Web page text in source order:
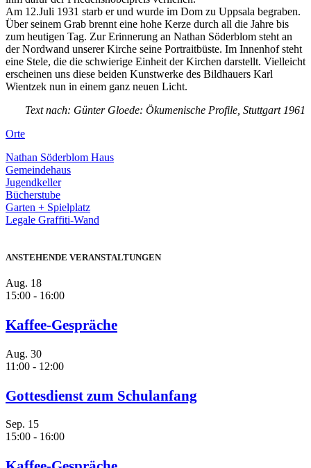
Am 12.Juli 1931 starb er und wurde im Dom zu Uppsala begraben.
Über seinem Grab brennt eine hohe Kerze durch all die Jahre bis
zum heutigen Tag. Zur Erinnerung an Nathan Söderblom steht an
der Nordwand unserer Kirche seine Portraitbüste. Im Innenhof steht
eine Stele, die die schwierige Einheit der Kirchen darstellt. Vielleicht
erscheinen uns diese beiden Kunstwerke des Bildhauers Karl
Wientzek nun in einem ganz neuen Licht.
Text nach: Günter Gloede: Ökumenische Profile, Stuttgart 1961
Orte
Nathan Söderblom Haus
Gemeindehaus
Jugendkeller
Bücherstube
Garten + Spielplatz
Legale Graffiti-Wand
ANSTEHENDE VERANSTALTUNGEN
Aug. 18
15:00 - 16:00
Kaffee-Gespräche
Aug. 30
11:00 - 12:00
Gottesdienst zum Schulanfang
Sep. 15
15:00 - 16:00